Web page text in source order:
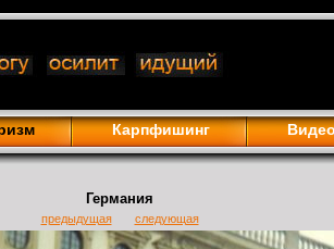
Карпфишинг
Германия
предыдущая следующая